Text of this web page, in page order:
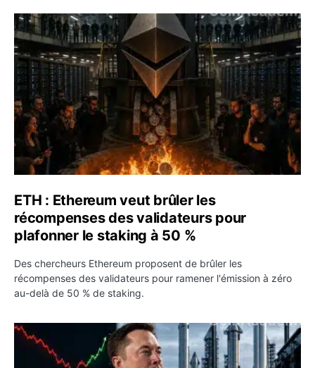
ETH : Ethereum veut brûler les récompenses des
ETH : Ethereum veut brûler les
récompenses des validateurs pour
plafonner le staking à 50 %
Des chercheurs Ethereum proposent de brûler les
récompenses des validateurs pour ramener l'émission à zéro
au-delà de 50 % de staking.
SPCX : SpaceX publie 7,8 milliards de dollars de